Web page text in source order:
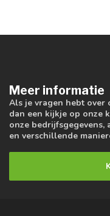
Meer informatie
Als je vragen hebt over
dan een kijkje op onze
onze
en verschillende